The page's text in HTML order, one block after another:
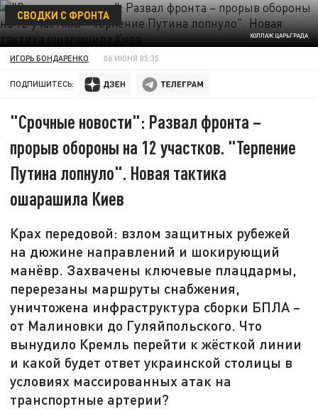
КОЛЛАЖ ЦАРЬГРАДА
СВОДКИ С ФРОНТА
ИГОРЬ БОНДАРЕНКО 06 ИЮНЯ 05:35
ПОДПИШИТЕСЬ:
"Срочные новости": Развал фронта –
прорыв обороны на 12 участков. "Терпение
Путина лопнуло". Новая тактика
ошарашила Киев
Крах передовой: взлом защитных рубежей
на дюжине направлений и шокирующий
манёвр. Захвачены ключевые плацдармы,
перерезаны маршруты снабжения,
уничтожена инфраструктура сборки БПЛА –
от Малиновки до Гуляйпольского. Что
вынудило Кремль перейти к жёсткой линии
и какой будет ответ украинской столицы в
условиях массированных атак на
транспортные артерии?